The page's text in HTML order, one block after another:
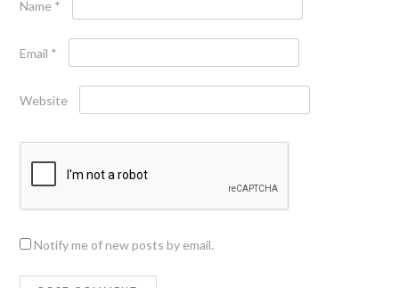
Name *
Email *
Website
Notify me of new posts by email.